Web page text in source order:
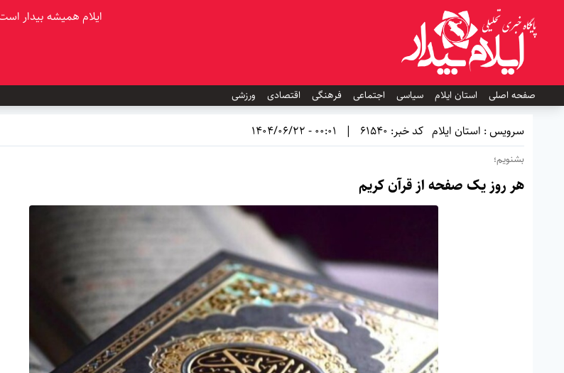
ایلام همیشه بیدار
صفحه اصلی
استان ایلام سیاسی اجتماعی فرهنگی اقتصادی ورزشی
سرویس : استان ایلام کد خبر: 61540 |
00:01 - 1404/06/22
بشنویم؛
هر روز یک صفحه از قرآن کریم